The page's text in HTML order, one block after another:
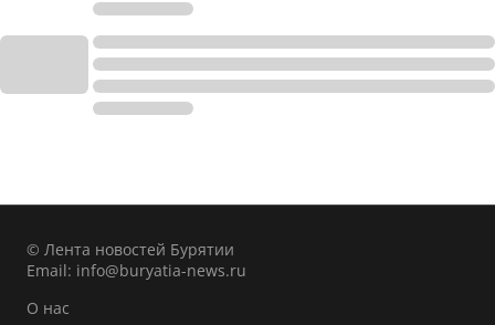
© Лента новостей Бурятии
Email: info@buryatia-news.ru
О нас